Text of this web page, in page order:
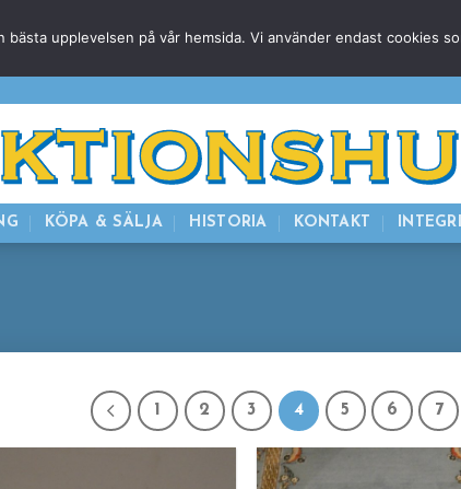
NUVARANDE AUKTION
KÖPA & SÄLJA HISTORIA KONTAKT
1 2 3 4 5 6 7
upplevelsen på vår hemsida. Vi använder endast cookies